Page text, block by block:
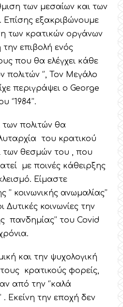
των μεσαίων και των
εξακριβώνουμε
των κρατικών οργάνων
επιβολή ενός
που θα ελέγχει κάθε
‘’, Τον Μεγάλο
περιγράψει ο George
των πολιτών θα
του κρατικού
των θεσμών του , που
με ποινές κάθειρξης
Είμαστε
κοινωνικής ανωμαλίας’’
κοινωνίες την
πανδημίας’’ του Covid
και την ψυχολογική
κρατικούς φορείς,
από την ‘’καλά
. Εκείνη την εποχή δεν